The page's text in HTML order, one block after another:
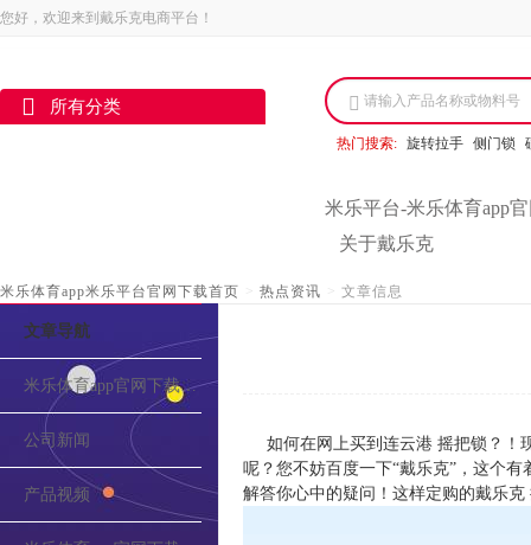
您好，欢迎来到戴乐克电商平台！
所有分类 请输入产品名称或物料号
热门搜索: 旋转拉手 侧门锁
米乐平台-米乐体育app
关于戴乐克
米乐体育app米乐平台官网下载首页 > 热点资讯 > 文章信息
文章导航
米乐体育app官网下载的介绍
公司新闻
产品视频
如何在网上买到连云港 摇把锁？！
呢？您不妨百度一下“戴乐克”，这个
解答你心中的疑问！这样定购的戴乐